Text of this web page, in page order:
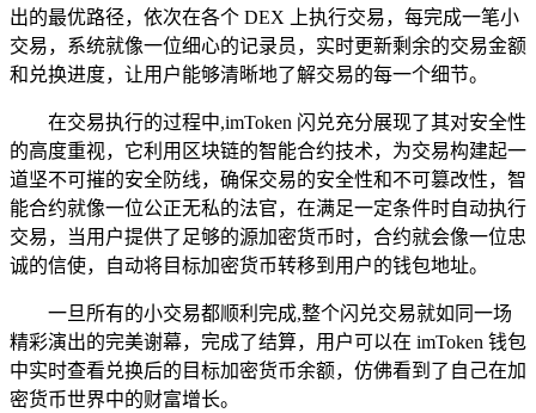
出的最优路径，依次在各个 DEX 上执行交易，每完成一笔小
交易，系统就像一位细心的记录员，实时更新剩余的交易金额
和兑换进度，让用户能够清晰地了解交易的每一个细节。
在交易执行的过程中,imToken 闪兑充分展现了其对安全性
的高度重视，它利用区块链的智能合约技术，为交易构建起一
道坚不可摧的安全防线，确保交易的安全性和不可篡改性，智
能合约就像一位公正无私的法官，在满足一定条件时自动执行
交易，当用户提供了足够的源加密货币时，合约就会像一位忠
诚的信使，自动将目标加密货币转移到用户的钱包地址。
一旦所有的小交易都顺利完成,整个闪兑交易就如同一场
精彩演出的完美谢幕，完成了结算，用户可以在 imToken 钱包
中实时查看兑换后的目标加密货币余额，仿佛看到了自己在加
密货币世界中的财富增长。